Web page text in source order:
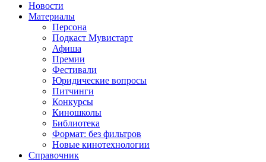
Новости
Материалы
Персона
Подкаст Мувистарт
Афиша
Премии
Фестивали
Юридические вопросы
Питчинги
Конкурсы
Киношколы
Библиотека
Формат: без фильтров
Новые кинотехнологии
Справочник